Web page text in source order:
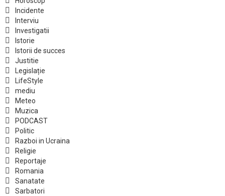
Incidente
Interviu
Investigatii
Istorie
Istorii de succes
Justitie
Legislație
LifeStyle
mediu
Meteo
Muzica
PODCAST
Politic
Razboi in Ucraina
Religie
Reportaje
Romania
Sanatate
Sarbatori